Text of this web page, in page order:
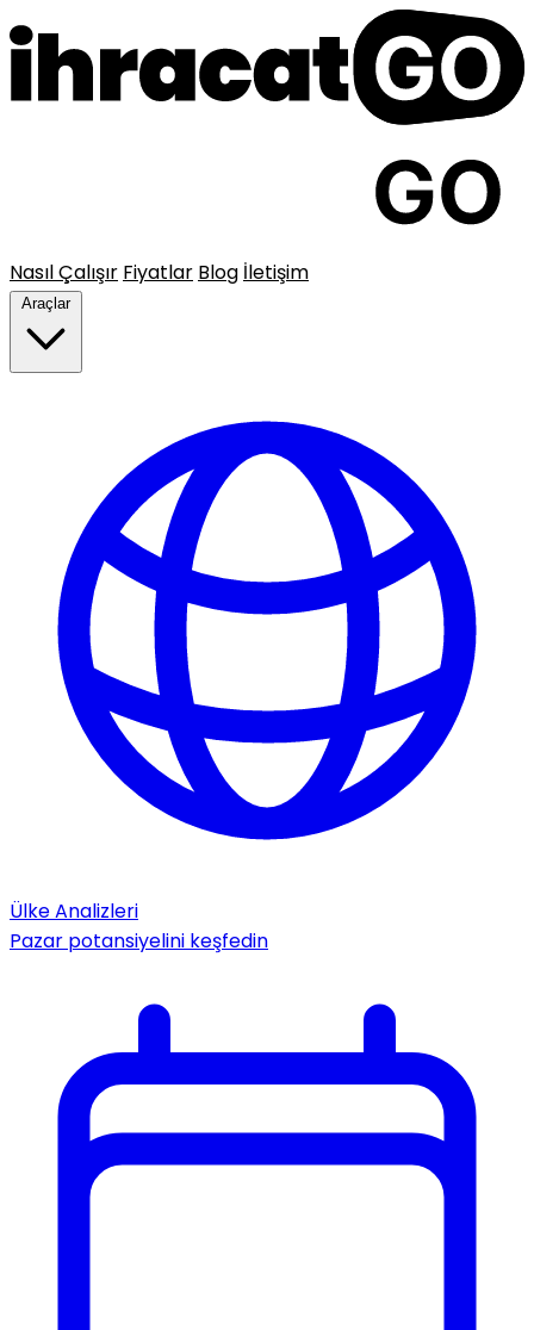
Nasıl Çalışır Fiyatlar Blog İletişim
Araçlar
Ülke Analizleri
Pazar potansiyelini keşfedin